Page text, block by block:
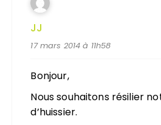
JJ
17 mars 2014 à 11h58
Bonjour,
Nous souhaitons résilier
d’huissier.